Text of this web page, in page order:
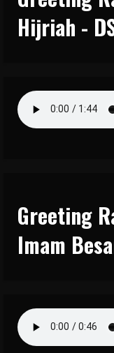
Hijriah -
Greeting
Imam